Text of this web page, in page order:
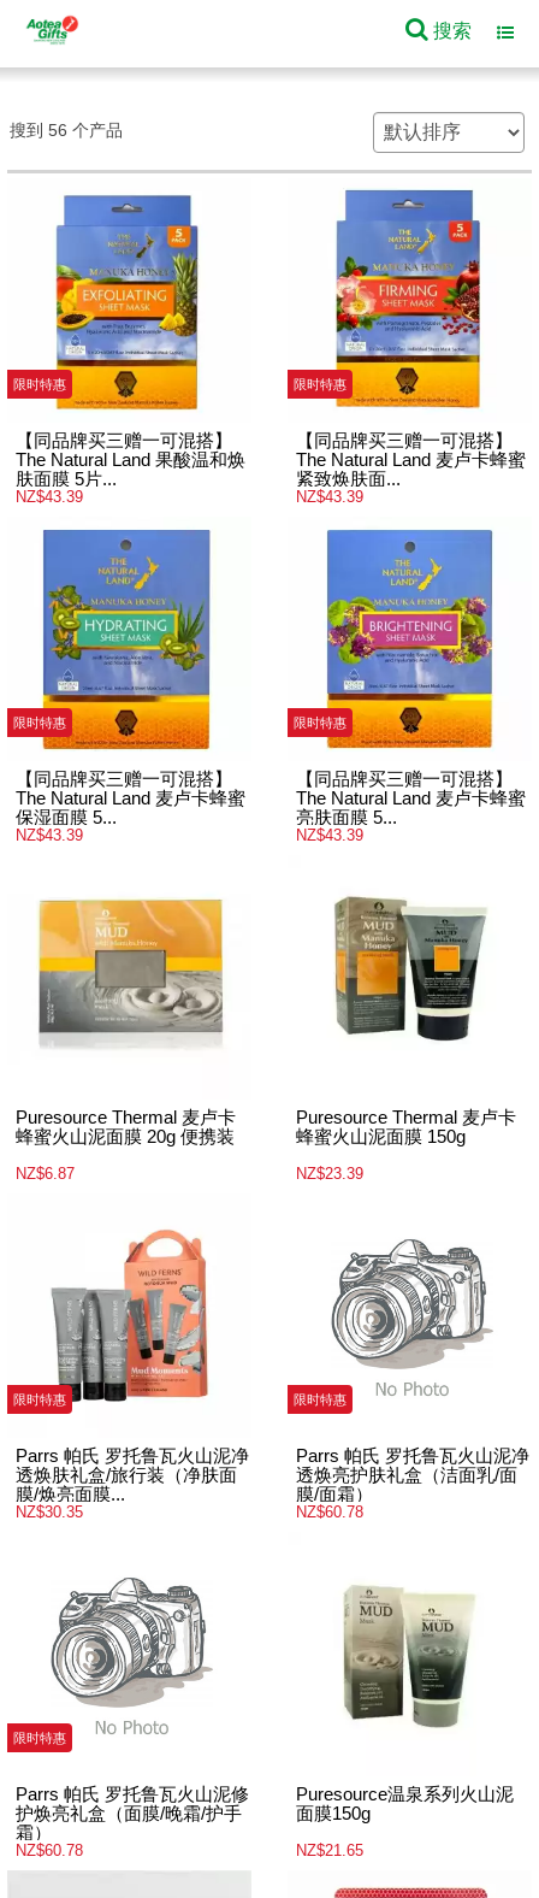
搜索
搜到 56 个产品
限时特惠
【同品牌买三赠一可混搭】
The Natural Land 果酸温和焕
肤面膜 5片...
NZ$43.39
限时特惠
【同品牌买三赠一可混搭】
The Natural Land 麦卢卡蜂蜜
紧致焕肤面...
NZ$43.39
限时特惠
【同品牌买三赠一可混搭】
The Natural Land 麦卢卡蜂蜜
保湿面膜 5...
NZ$43.39
限时特惠
【同品牌买三赠一可混搭】
The Natural Land 麦卢卡蜂蜜
亮肤面膜 5...
NZ$43.39
Puresource Thermal 麦卢卡
蜂蜜火山泥面膜 20g 便携装
NZ$6.87
Puresource Thermal 麦卢卡
蜂蜜火山泥面膜 150g
NZ$23.39
限时特惠
Parrs 帕氏 罗托鲁瓦火山泥净
透焕肤礼盒/旅行装（净肤面
膜/焕亮面膜...
NZ$30.35
限时特惠
Parrs 帕氏 罗托鲁瓦火山泥净
透焕亮护肤礼盒（洁面乳/面
膜/面霜）
NZ$60.78
限时特惠
Parrs 帕氏 罗托鲁瓦火山泥修
护焕亮礼盒（面膜/晚霜/护手
霜）
NZ$60.78
Puresource温泉系列火山泥
面膜150g
NZ$21.65